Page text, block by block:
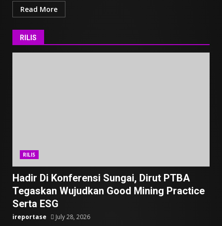
Read More
RILIS
RILIS
Hadir Di Konferensi Sungai, Dirut PTBA
Tegaskan Wujudkan Good Mining Practice
Serta ESG
ireportase July 28, 2026